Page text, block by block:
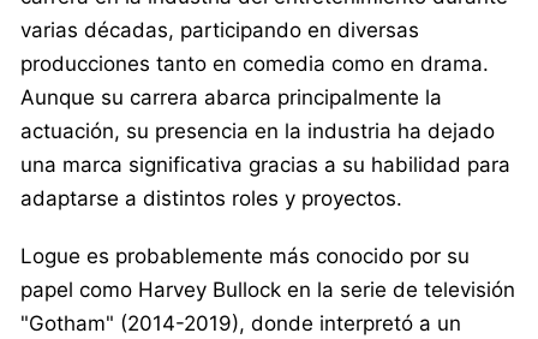
varias décadas, participando en diversas
producciones tanto en comedia como en drama.
Aunque su carrera abarca principalmente la
actuación, su presencia en la industria ha dejado
una marca significativa gracias a su habilidad para
adaptarse a distintos roles y proyectos.
Logue es probablemente más conocido por su
papel como Harvey Bullock en la serie de televisión
"Gotham" (2014-2019), donde interpretó a un